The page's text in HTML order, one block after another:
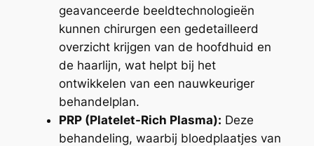
geavanceerde beeldtechnologieën
kunnen chirurgen een gedetailleerd
overzicht krijgen van de hoofdhuid en
de haarlijn, wat helpt bij het
ontwikkelen van een nauwkeuriger
behandelplan.
PRP (Platelet-Rich Plasma): Deze
behandeling, waarbij bloedplaatjes van